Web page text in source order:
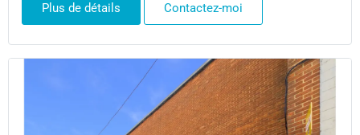
Plus de détails Contactez-moi